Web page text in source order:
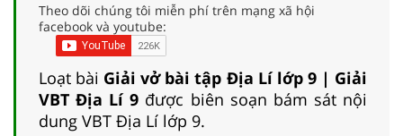
Theo dõi chúng tôi miễn phí trên mạng xã hội
facebook và youtube:
Loạt bài Giải vở bài tập Địa Lí lớp 9 | Giải
VBT Địa Lí 9 được biên soạn bám sát nội
dung VBT Địa Lí lớp 9.